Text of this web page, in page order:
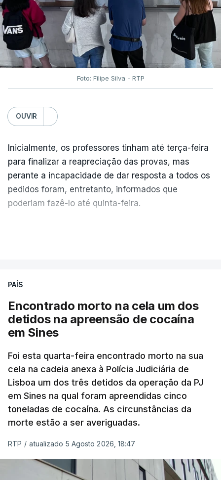
Foto: Filipe Silva - RTP
OUVIR
Inicialmente, os professores tinham até terça-feira
para finalizar a reapreciação das provas, mas
perante a incapacidade de dar resposta a todos os
pedidos foram, entretanto, informados que
poderiam fazê-lo até quinta-feira.
No domingo, estavam concluídos cerca de 50 por
cento dos mais de 20 mil pedidos de reapreciação,
mas Cristina Mota, porta-voz da Missão Escola
Pública, tem dúvidas de que o processo esteja
"Durante o fim de semana e nos últimos dias,
apercebamo-nos que ainda estão a ser
convocados professores para reapreciações"
disse a professora à agência Lusa."Será
praticamente impossível termos a totalidade
Segundo os docentes, o processo de reapreciação
PAÍS
Encontrado morto na cela um dos
detidos na apreensão de cocaína
em Sines
Foi esta quarta-feira encontrado morto na sua
cela na cadeia anexa à Polícia Judiciária de
Lisboa um dos três detidos da operação da PJ
em Sines na qual foram apreendidas cinco
toneladas de cocaína. As circunstâncias da
morte estão a ser averiguadas.
RTP / atualizado 5 Agosto 2026, 18:47